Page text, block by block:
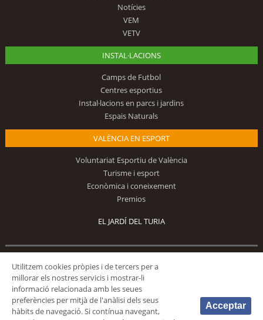
Notícies
VEM
VETV
INSTAL·LACIONS
Camps de Futbol
Centres esportius
Instal·lacions en parcs i jardins
Espais Naturals
VALÈNCIA EN ESPORT
Voluntariat Esportiu de València
Turisme i esport
Econòmica i coneixement
Premios
EL JARDÍ DEL TURIA
Utilitzem cookies pròpies i de tercers per a
millorar els nostres servicis i mostrar-li
informació relacionada amb les seues
preferències per mitjà de l'anàlisi dels seus
hàbits de navegació. Si contínua navegant,
Acceptar